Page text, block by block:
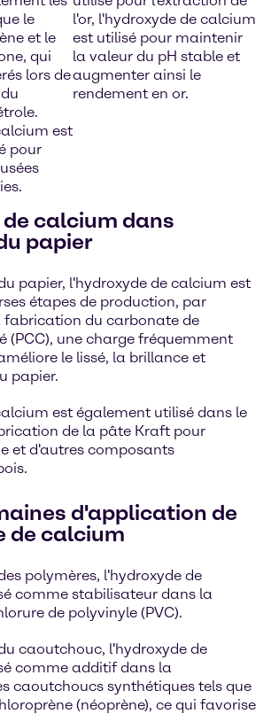
le
et le
qui
lors de
est
pour
l'or, l'hydroxyde de calcium
est utilisé pour maintenir
la valeur du pH stable et
augmenter ainsi le
rendement en or.
calcium dans
papier
papier, l'hydroxyde de calcium est
étapes de production, par
fabrication du carbonate de
(PCC), une charge fréquemment
le lissé, la brillance et
papier.
est également utilisé dans le
de la pâte Kraft pour
et d'autres composants
d'application de
de calcium
polymères, l'hydroxyde de
comme stabilisateur dans la
de polyvinyle (PVC).
caoutchouc, l'hydroxyde de
comme additif dans la
caoutchoucs synthétiques tels que
(néoprène), ce qui favorise